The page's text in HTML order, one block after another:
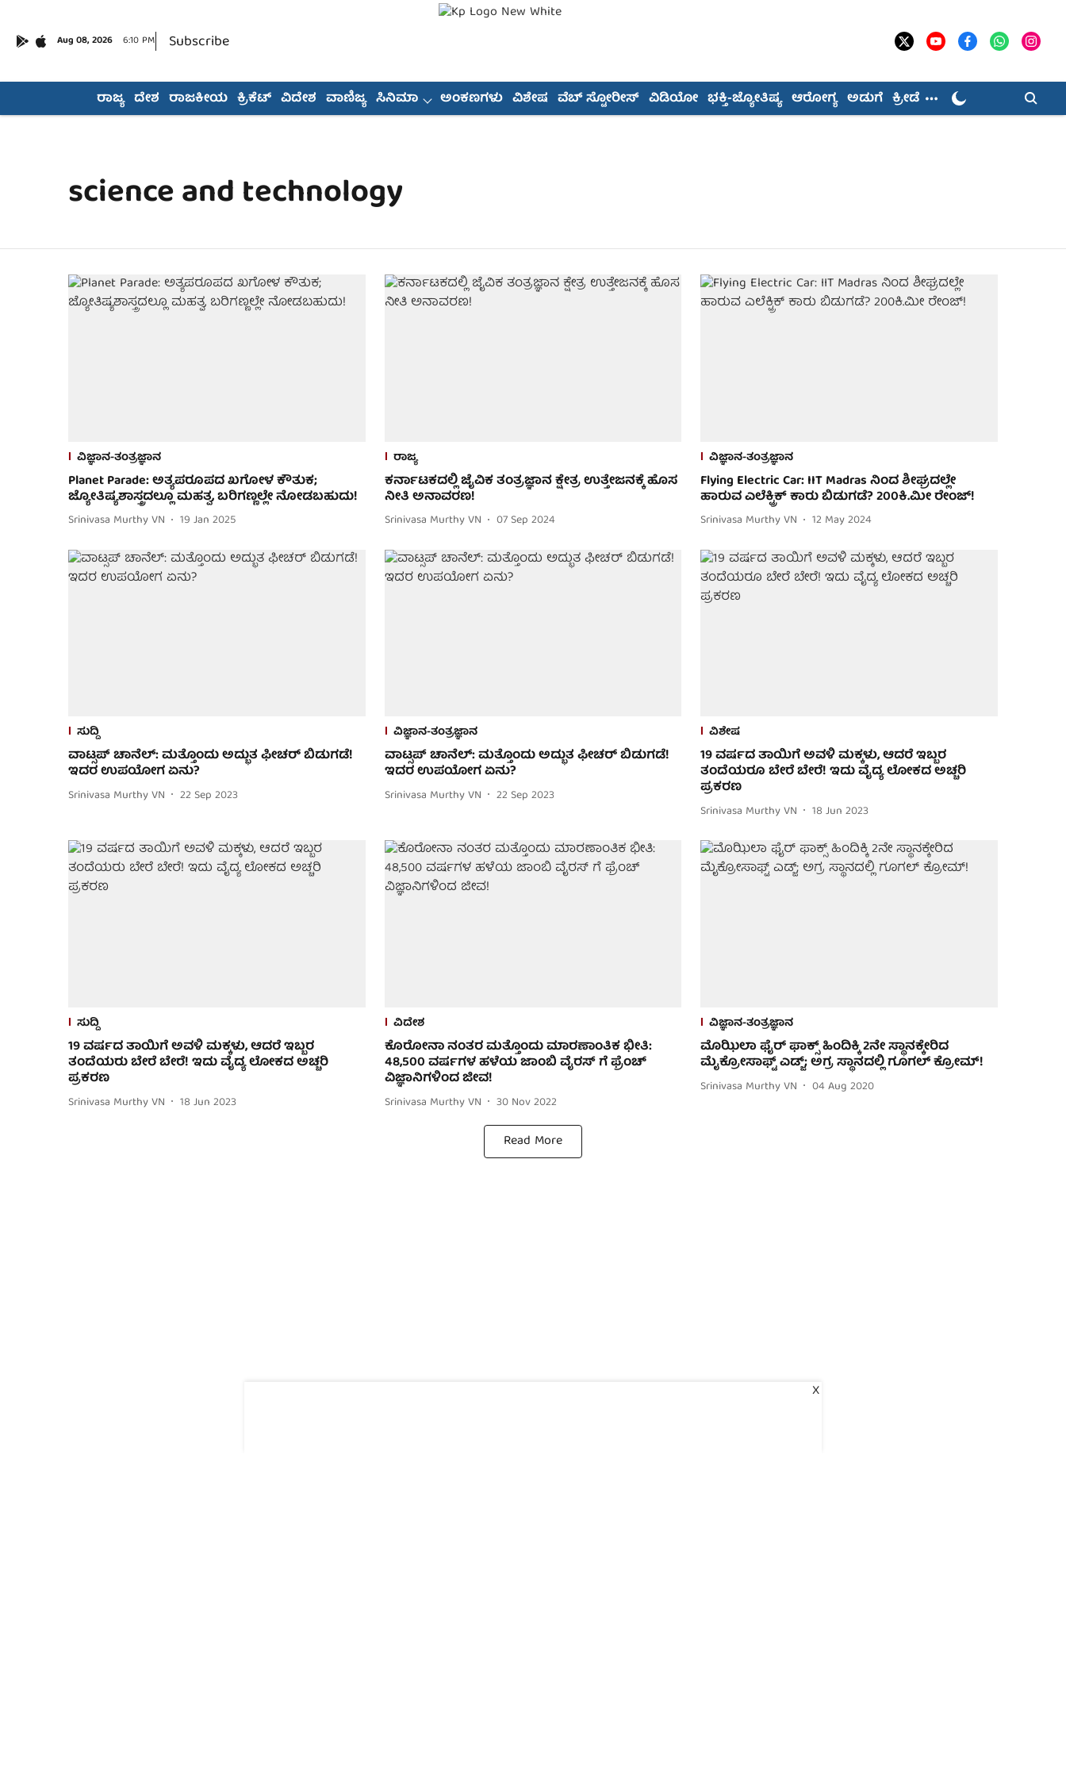
Aug 08, 2026 6:10 PM Subscribe
ರಾಜ್ಯ ದೇಶ ರಾಜಕೀಯ ಕ್ರಿಕೆಟ್ ವಿದೇಶ ವಾಣಿಜ್ಯ ಸಿನಿಮಾ ಅಂಕಣಗಳು ವಿಶೇಷ ವೆಬ್ ಸ್ಟೋರೀಸ್ ವಿಡಿಯೋ ಭಕ್ತಿ-ಜ್ಯೋತಿಷ್ಯ ಆರೋಗ್ಯ ಅಡುಗೆ ಕ್ರೀಡೆ
science and technology
ವಿಜ್ಞಾನ-ತಂತ್ರಜ್ಞಾನ
Planet Parade: ಅತ್ಯಪರೂಪದ ಖಗೋಳ ಕೌತುಕ;
ಜ್ಯೋತಿಷ್ಯಶಾಸ್ತ್ರದಲ್ಲೂ ಮಹತ್ವ, ಬರಿಗಣ್ಣಲ್ಲೇ ನೋಡಬಹುದು!
Srinivasa Murthy VN 19 Jan 2025
ರಾಜ್ಯ
ಕರ್ನಾಟಕದಲ್ಲಿ ಜೈವಿಕ ತಂತ್ರಜ್ಞಾನ ಕ್ಷೇತ್ರ ಉತ್ತೇಜನಕ್ಕೆ ಹೊಸ
ನೀತಿ ಅನಾವರಣ!
Srinivasa Murthy VN 07 Sep 2024
ವಿಜ್ಞಾನ-ತಂತ್ರಜ್ಞಾನ
Flying Electric Car: IIT Madras ನಿಂದ ಶೀಘ್ರದಲ್ಲೇ
ಹಾರುವ ಎಲೆಕ್ಟ್ರಿಕ್ ಕಾರು ಬಿಡುಗಡೆ? 200ಕಿ.ಮೀ ರೇಂಜ್!
Srinivasa Murthy VN 12 May 2024
ಸುದ್ದಿ
ವಾಟ್ಸಪ್ ಚಾನೆಲ್: ಮತ್ತೊಂದು ಅದ್ಭುತ ಫೀಚರ್ ಬಿಡುಗಡೆ!
ಇದರ ಉಪಯೋಗ ಏನು?
Srinivasa Murthy VN 22 Sep 2023
ವಿಜ್ಞಾನ-ತಂತ್ರಜ್ಞಾನ
ವಾಟ್ಸಪ್ ಚಾನೆಲ್: ಮತ್ತೊಂದು ಅದ್ಭುತ ಫೀಚರ್ ಬಿಡುಗಡೆ!
ಇದರ ಉಪಯೋಗ ಏನು?
Srinivasa Murthy VN 22 Sep 2023
ವಿಶೇಷ
19 ವರ್ಷದ ತಾಯಿಗೆ ಅವಳಿ ಮಕ್ಕಳು, ಆದರೆ ಇಬ್ಬರ
ತಂದೆಯರೂ ಬೇರೆ ಬೇರೆ! ಇದು ವೈದ್ಯ ಲೋಕದ ಅಚ್ಚರಿ
ಪ್ರಕರಣ
Srinivasa Murthy VN 18 Jun 2023
ಸುದ್ದಿ
19 ವರ್ಷದ ತಾಯಿಗೆ ಅವಳಿ ಮಕ್ಕಳು, ಆದರೆ ಇಬ್ಬರ
ತಂದೆಯರು ಬೇರೆ ಬೇರೆ! ಇದು ವೈದ್ಯ ಲೋಕದ ಅಚ್ಚರಿ
ಪ್ರಕರಣ
Srinivasa Murthy VN 18 Jun 2023
ವಿದೇಶ
ಕೊರೋನಾ ನಂತರ ಮತ್ತೊಂದು ಮಾರಣಾಂತಿಕ ಭೀತಿ:
48,500 ವರ್ಷಗಳ ಹಳೆಯ ಜಾಂಬಿ ವೈರಸ್ ಗೆ ಫ್ರೆಂಚ್
ವಿಜ್ಞಾನಿಗಳಿಂದ ಜೀವ!
Srinivasa Murthy VN 30 Nov 2022
ವಿಜ್ಞಾನ-ತಂತ್ರಜ್ಞಾನ
ಮೊಝಿಲಾ ಫೈರ್ ಫಾಕ್ಸ್ ಹಿಂದಿಕ್ಕಿ 2ನೇ ಸ್ಥಾನಕ್ಕೇರಿದ
ಮೈಕ್ರೋಸಾಫ್ಟ್ ಎಡ್ಜ್; ಅಗ್ರ ಸ್ಥಾನದಲ್ಲಿ ಗೂಗಲ್ ಕ್ರೋಮ್!
Srinivasa Murthy VN 04 Aug 2020
Read More
X